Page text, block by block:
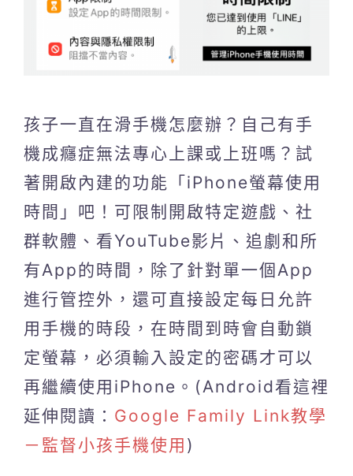
孩子一直在滑手機怎麼辦？自己有手
機成癮症無法專心上課或上班嗎？試
著開啟內建的功能「iPhone螢幕使用
時間」吧！可限制開啟特定遊戲、社
群軟體、看YouTube影片、追劇和所
有App的時間，除了針對單一個App
進行管控外，還可直接設定每日允許
用手機的時段，在時間到時會自動鎖
定螢幕，必須輸入設定的密碼才可以
再繼續使用iPhone。(Android看這裡
延伸閱讀： Google Family Link教學
－監督小孩手機使用 )